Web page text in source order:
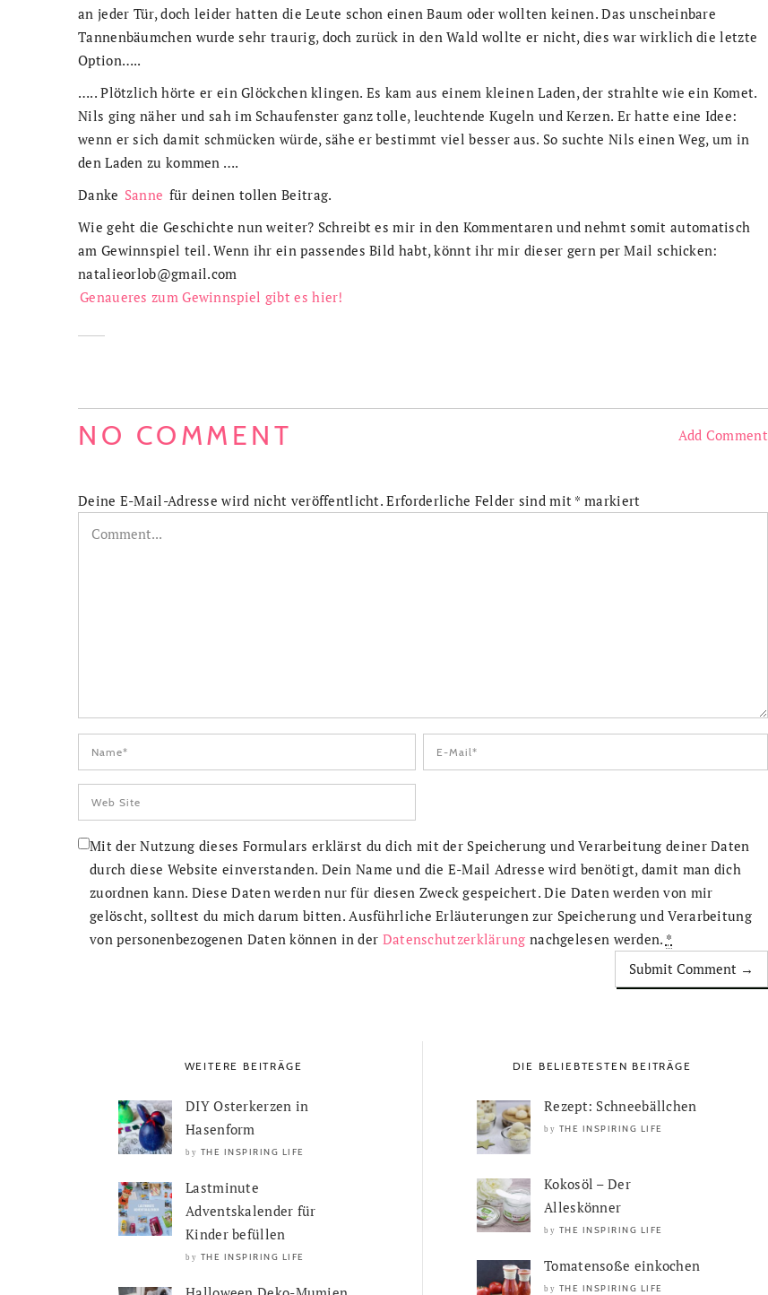
an jeder Tür, doch leider hatten die Leute schon einen Baum oder wollten keinen. Das unscheinbare
Tannenbäumchen wurde sehr traurig, doch zurück in den Wald wollte er nicht, dies war wirklich die letzte
Option…..
….. Plötzlich hörte er ein Glöckchen klingen. Es kam aus einem kleinen Laden, der strahlte wie ein Komet.
Nils ging näher und sah im Schaufenster ganz tolle, leuchtende Kugeln und Kerzen. Er hatte eine Idee:
wenn er sich damit schmücken würde, sähe er bestimmt viel besser aus. So suchte Nils einen Weg, um in
den Laden zu kommen ….
Danke Sanne für deinen tollen Beitrag.
Wie geht die Geschichte nun weiter? Schreibt es mir in den Kommentaren und nehmt somit automatisch
am Gewinnspiel teil. Wenn ihr ein passendes Bild habt, könnt ihr mir dieser gern per Mail schicken:
natalieorlob@gmail.com
Genaueres zum Gewinnspiel gibt es hier!
NO COMMENT Add Comment
Deine E-Mail-Adresse wird nicht veröffentlicht. Erforderliche Felder sind mit * markiert
Mit der Nutzung dieses Formulars erklärst du dich mit der Speicherung und Verarbeitung deiner Daten
durch diese Website einverstanden. Dein Name und die E-Mail Adresse wird benötigt, damit man dich
zuordnen kann. Diese Daten werden nur für diesen Zweck gespeichert. Die Daten werden von mir
gelöscht, solltest du mich darum bitten. Ausführliche Erläuterungen zur Speicherung und Verarbeitung
von personenbezogenen Daten können in der Datenschutzerklärung nachgelesen werden. *
WEITERE BEITRÄGE
DIY Osterkerzen in
Hasenform
by THE INSPIRING LIFE
Lastminute
Adventskalender für
Kinder befüllen
by THE INSPIRING LIFE
DIE BELIEBTESTEN BEITRÄGE
Rezept: Schneebällchen
by THE INSPIRING LIFE
Kokosöl – Der
Alleskönner
by THE INSPIRING LIFE
Tomatensoße einkochen
by THE INSPIRING LIFE